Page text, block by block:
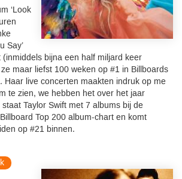
‘Look
Say’
bijna een half miljard keer
maar liefst 100 weken op #1 in Billboards
Haar live concerten maakten indruk op me
te zien, we hebben het over het jaar
Taylor Swift met 7 albums bij de
Top 200 album-chart en komt
op #21 binnen.